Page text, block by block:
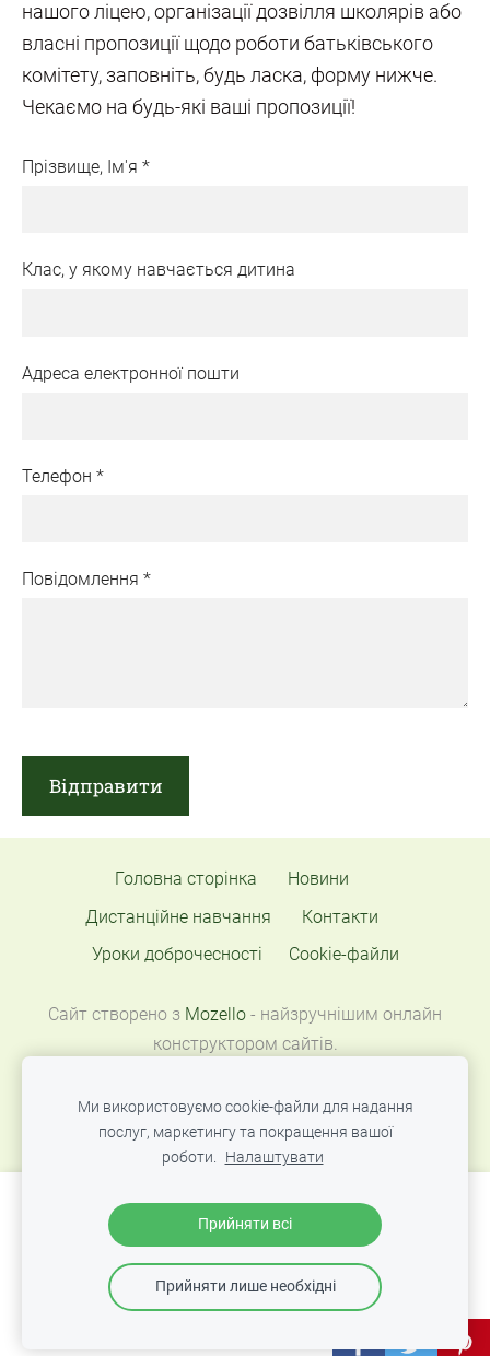
нашого ліцею, організації дозвілля школярів або
власні пропозиції щодо роботи батьківського
комітету, заповніть, будь ласка, форму нижче.
Чекаємо на будь-які ваші пропозиції!
Прізвище, Ім'я *
Клас, у якому навчається дитина
Адреса електронної пошти
Телефон *
Повідомлення *
Головна сторінка
Новини
Дистанційне навчання
Контакти
Уроки доброчесності
Cookie-файли
Сайт створено з Mozello - найзручнішим онлайн
конструктором сайтів.
Створіть свій вебсайт або інтернет-магазин
за допомогою Mozello.
Швидко, просто, без програмування.
Ми використовуємо cookie-файли для надання
послуг, маркетингу та покращення вашої
роботи. Налаштувати
Прийняти всі
Прийняти лише необхідні